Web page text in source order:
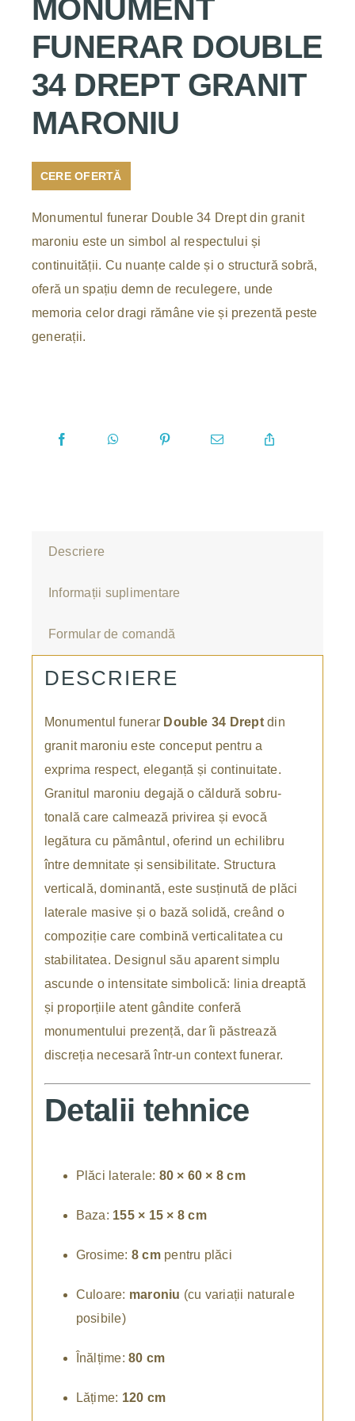
MONUMENT
FUNERAR DOUBLE
34 DREPT GRANIT
MARONIU
CERE OFERTĂ
Monumentul funerar Double 34 Drept din granit
maroniu este un simbol al respectului și
continuității. Cu nuanțe calde și o structură sobră,
oferă un spațiu demn de reculegere, unde
memoria celor dragi rămâne vie și prezentă peste
generații.
Descriere
Informații suplimentare
Formular de comandă
DESCRIERE
Monumentul funerar Double 34 Dreptdin
granit maroniu este conceput pentru a
exprima respect, eleganță și continuitate.
Granitul maroniu degajă o căldură sobru-
tonală care calmează privirea și evocă
legătura cu pământul, oferind un echilibru
între demnitate și sensibilitate. Structura
verticală, dominantă, este susținută de plăci
laterale masive și o bază solidă, creând o
compoziție care combină verticalitatea cu
stabilitatea. Designul său aparent simplu
ascunde o intensitate simbolică: linia dreaptă
și proporțiile atent gândite conferă
monumentului prezență, dar îi păstrează
discreția necesară într-un context funerar.
Detalii tehnice
Plăci laterale: 80 × 60 × 8 cm
Baza: 155 × 15 × 8 cm
Grosime: 8 cmpentru plăci
Culoare: maroniu (cu variații naturale
posibile)
Înălțime:80 cm
Lățime: 120 cm